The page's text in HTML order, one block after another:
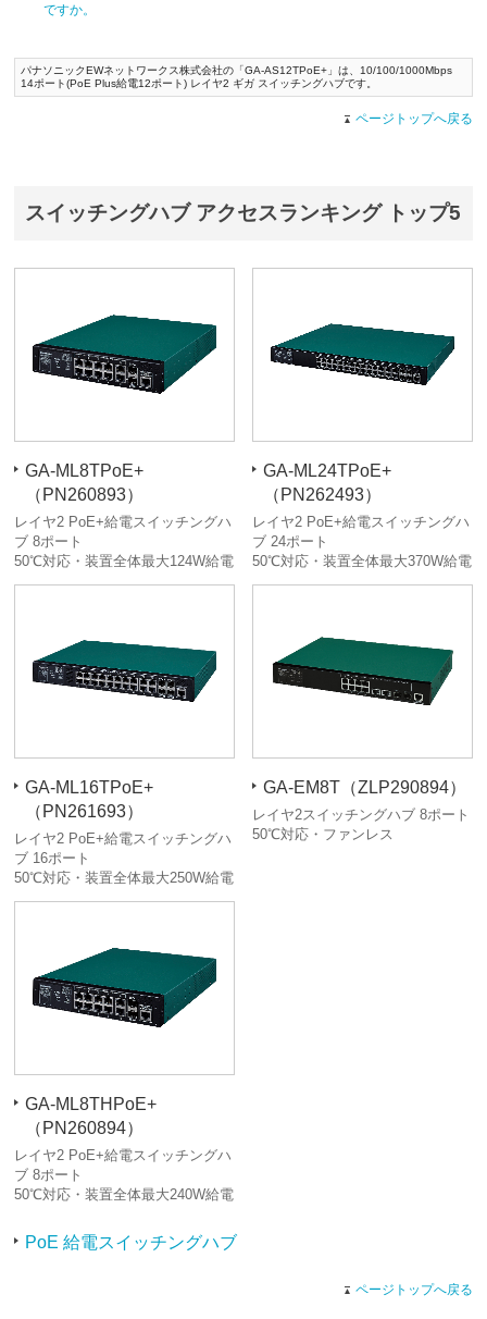
ですか。
パナソニックEWネットワークス株式会社の「GA-AS12TPoE+」は、10/100/1000Mbps
14ポート(PoE Plus給電12ポート) レイヤ2 ギガ スイッチングハブです。
ページトップへ戻る
スイッチングハブ アクセスランキング トップ5
GA-ML8TPoE+
（PN260893）
レイヤ2 PoE+給電スイッチングハ
ブ 8ポート
50℃対応・装置全体最大124W給電
GA-ML24TPoE+
（PN262493）
レイヤ2 PoE+給電スイッチングハ
ブ 24ポート
50℃対応・装置全体最大370W給電
GA-ML16TPoE+
（PN261693）
レイヤ2 PoE+給電スイッチングハ
ブ 16ポート
50℃対応・装置全体最大250W給電
GA-EM8T（ZLP290894）
レイヤ2スイッチングハブ 8ポート
50℃対応・ファンレス
GA-ML8THPoE+
（PN260894）
レイヤ2 PoE+給電スイッチングハ
ブ 8ポート
50℃対応・装置全体最大240W給電
PoE 給電スイッチングハブ
ページトップへ戻る